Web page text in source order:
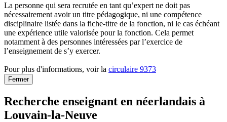
La personne qui sera recrutée en tant qu’expert ne doit pas
nécessairement avoir un titre pédagogique, ni une compétence
disciplinaire listée dans la fiche-titre de la fonction, ni le cas échéant
une expérience utile valorisée pour la fonction. Cela permet
notamment à des personnes intéressées par l’exercice de
l’enseignement de s’y exercer.
Pour plus d'informations, voir la circulaire 9373
Fermer
Recherche enseignant en néerlandais à
Louvain-la-Neuve